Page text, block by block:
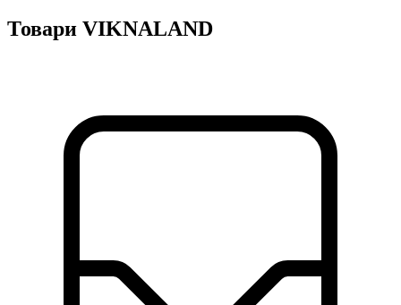
Товари VIKNALAND